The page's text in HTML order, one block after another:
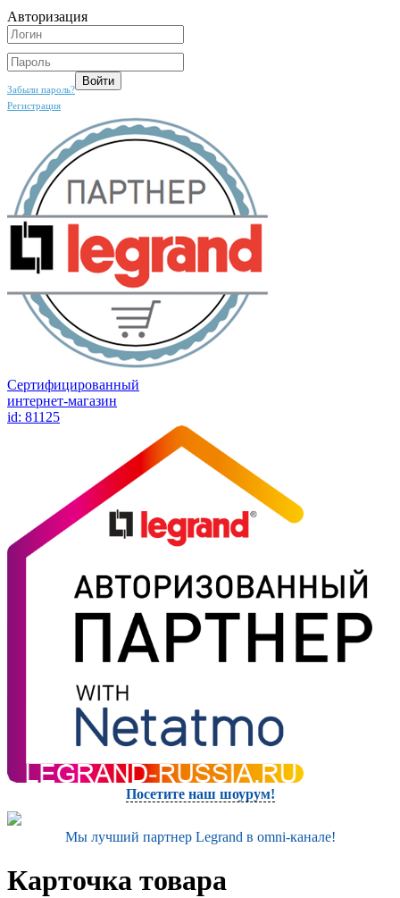
Авторизация
Забыли пароль?
Регистрация
Сертифицированный
интернет-магазин
id: 81125
Посетите наш шоурум!
Мы лучший партнер Legrand в omni-канале!
Карточка товара